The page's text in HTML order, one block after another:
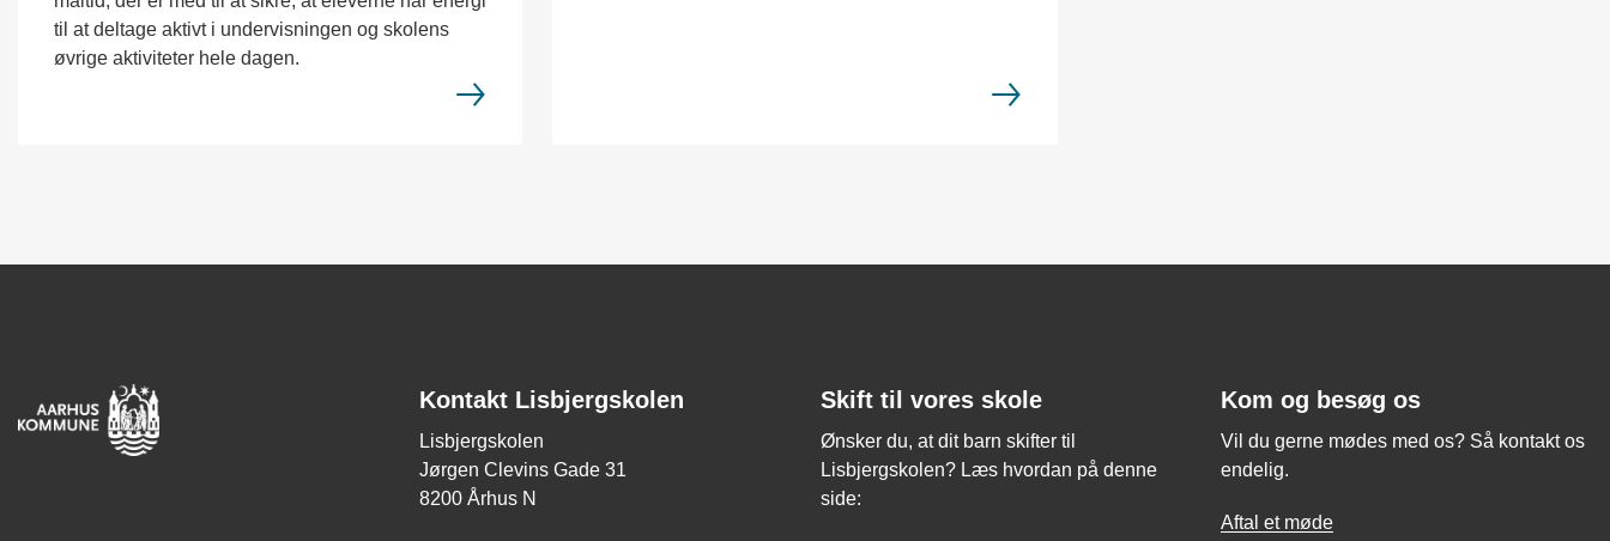
til at deltage aktivt i undervisningen og skolens
øvrige aktiviteter hele dagen.
Kontakt Lisbjergskolen
Lisbjergskolen
Jørgen Clevins Gade 31
8200 Århus N
Skift til vores skole
Ønsker du, at dit barn skifter til
Lisbjergskolen? Læs hvordan på denne
side:
Kom og besøg os
Vil du gerne mødes med os? Så kontakt os
endelig.
Aftal et møde